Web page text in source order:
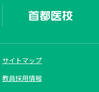
サイトマップ
教員採用情報